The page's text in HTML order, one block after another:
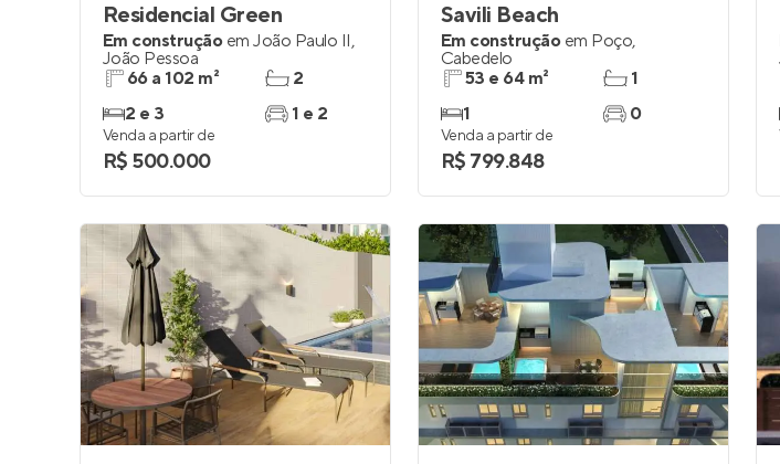
Residencial Green
Em construção em João Paulo II,
João Pessoa
66 a 102 m²
2 e 3
2
1 e 2
Venda a partir de
R$ 500.000
Savili Beach
Em construção em Poço,
Cabedelo
53 e 64 m²
1
1
0
Venda a partir de
R$ 799.848